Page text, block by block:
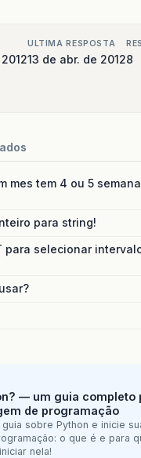
ULTIMA RESPOSTA
13 de abr. de 20128
mes tem 4 ou 5
para string!
para selecionar
— um guia completo
de programação
sobre Python e inicie
o que é e para
nela!